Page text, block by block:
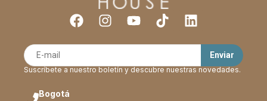
Bogotá
Suscríbete a nuestro boletín y descubre nuestras novedades.